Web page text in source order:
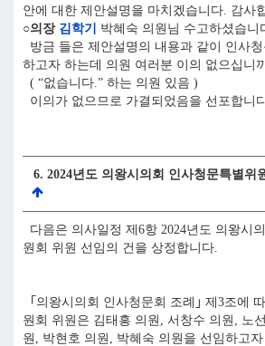
안에 대한 제안설명을 마치겠습니다. 감사
○의장 김학기
박혜숙 의원님 수고하셨습니
방금 들은 제안설명의 내용과 같이 인사
하고자 하는데 의원 여러분 이의 없으십니
( “없습니다.” 하는 의원 있음 )
이의가 없으므로 가결되었음을 선포합니
6. 2024년도 의왕시의회 인사청문특별위
다음은 의사일정 제6항 2024년도 의왕시
원회 위원 선임의 건을 상정합니다.
｢의왕시의회 인사청문회 조례｣ 제3조에
원회 위원은 김태흥 의원, 서창수 의원, 노
원, 박현호 의원, 박혜숙 의원을 선임하고